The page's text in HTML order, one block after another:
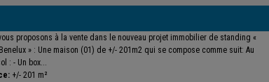
proposons à la vente dans le nouveau projet immobilier de standing «
» : Une maison (01) de +/- 201m2 qui se compose comme suit: Au
: - Un box...
+/- 201 m²